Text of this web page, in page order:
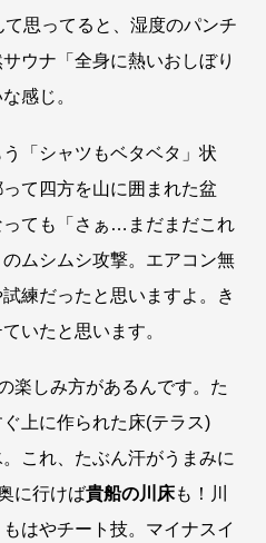
思ってると、湿度のパンチ
ウナ「全身に熱いおしぼり
感じ。
「シャツもベタベタ」状
て四方を山に囲まれた盆
ても「さぁ…まだまだこれ
ムシムシ攻撃。エアコン無
練だったと思いますよ。き
いたと思います。
楽しみ方があるんです。た
上に作られた床(テラス)
これ、たぶん汗がうまみに
に行けば貴船の川床も！川
はやチート技。マイナスイ